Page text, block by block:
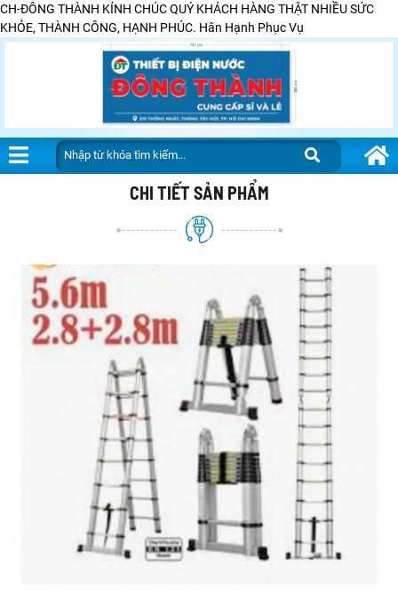
CH-ĐÔNG THÀNH KÍNH CHÚC QUÝ KHÁCH HÀNG THẬT NHIỀU SỨC
KHỎE, THÀNH CÔNG, HẠNH PHÚC. Hân Hạnh Phục Vụ
CHI TIẾT SẢN PHẨM